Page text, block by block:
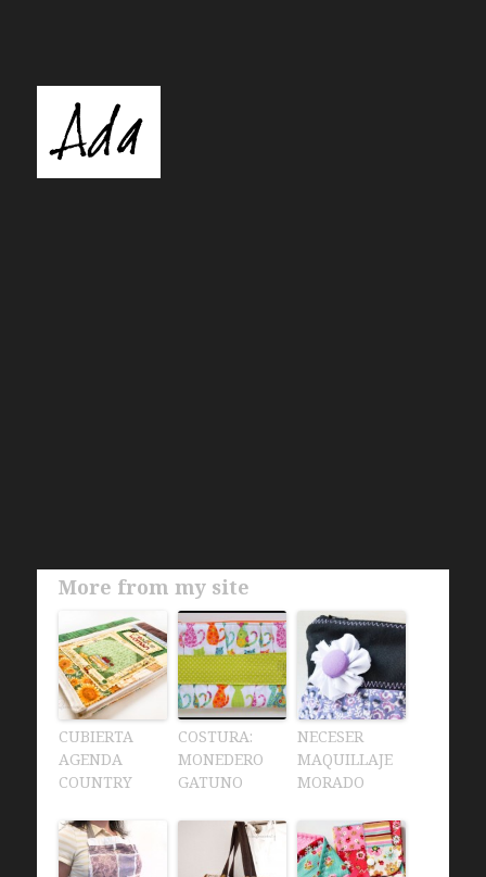
More from my site
CUBIERTA
AGENDA
COUNTRY
COSTURA:
MONEDERO
GATUNO
NECESER
MAQUILLAJE
MORADO